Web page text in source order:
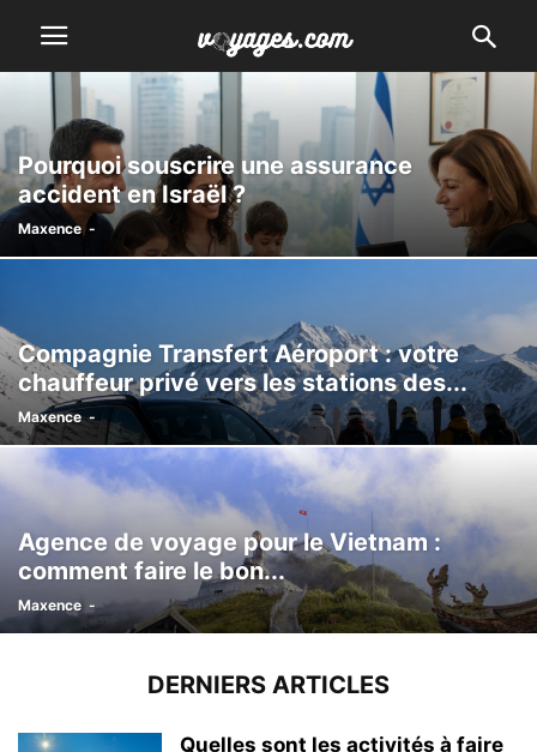
Pourquoi souscrire une assurance
accident en Israël ?
Maxence -
Compagnie Transfert Aéroport : votre
chauffeur privé vers les stations des...
Maxence -
Agence de voyage pour le Vietnam :
comment faire le bon...
Maxence -
DERNIERS ARTICLES
Quelles sont les activités à faire